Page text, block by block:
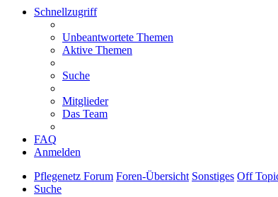
Schnellzugriff
Unbeantwortete Themen
Aktive Themen
Suche
Mitglieder
Das Team
FAQ
Anmelden
Pflegenetz Forum Foren-Übersicht Sonstiges Off
Suche